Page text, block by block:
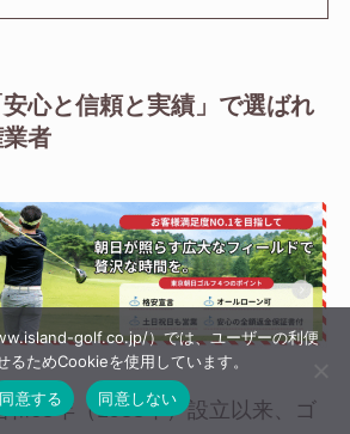
心と信頼と実績」で選ばれ
者
和63年（1988年）設立以来、ゴ
golf.co.jp/）では、ユーザーの利便
るためCookieを使用しています。
同意する
同意しない